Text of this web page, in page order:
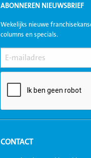
ABONNEREN NIEUWSBRIEF
Wekelijks nieuwe
columns en specials.
CONTACT